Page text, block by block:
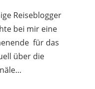
Reiseblogger
bei mir eine
für das
über die